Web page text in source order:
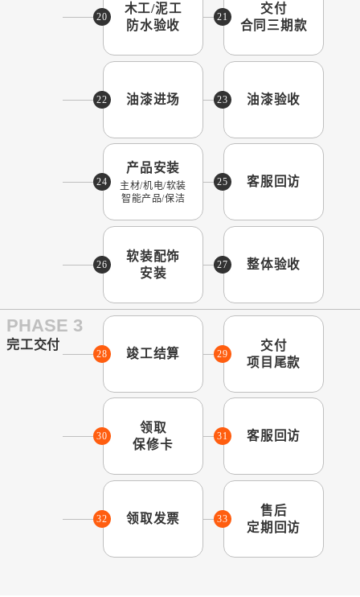
20
木工/泥工
防水验收
21
交付
合同三期款
22 油漆进场 23 油漆验收
24
产品安装
主材/机电/软装
智能产品/保洁
25 客服回访
26
软装配饰
安装
27 整体验收
PHASE 3
完工交付
28 竣工结算 29
交付
项目尾款
30
领取
保修卡
31 客服回访
32 领取发票 33
售后
定期回访